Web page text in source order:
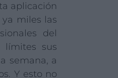
aplicación
miles las
del
límites sus
semana, a
Y esto no